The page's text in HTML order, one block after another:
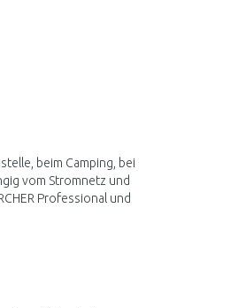
beim Camping, bei
vom Stromnetz und
Professional und